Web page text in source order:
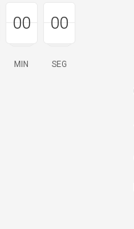
00
00
00
MIN
00
00
00
SEG